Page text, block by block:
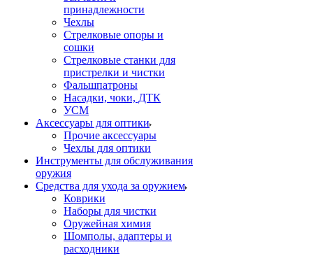
принадлежности
Чехлы
Стрелковые опоры и
сошки
Стрелковые станки для
пристрелки и чистки
Фальшпатроны
Насадки, чоки, ДТК
УСМ
Аксессуары для оптики
Прочие аксессуары
Чехлы для оптики
Инструменты для обслуживания
оружия
Средства для ухода за оружием
Коврики
Наборы для чистки
Оружейная химия
Шомполы, адаптеры и
расходники